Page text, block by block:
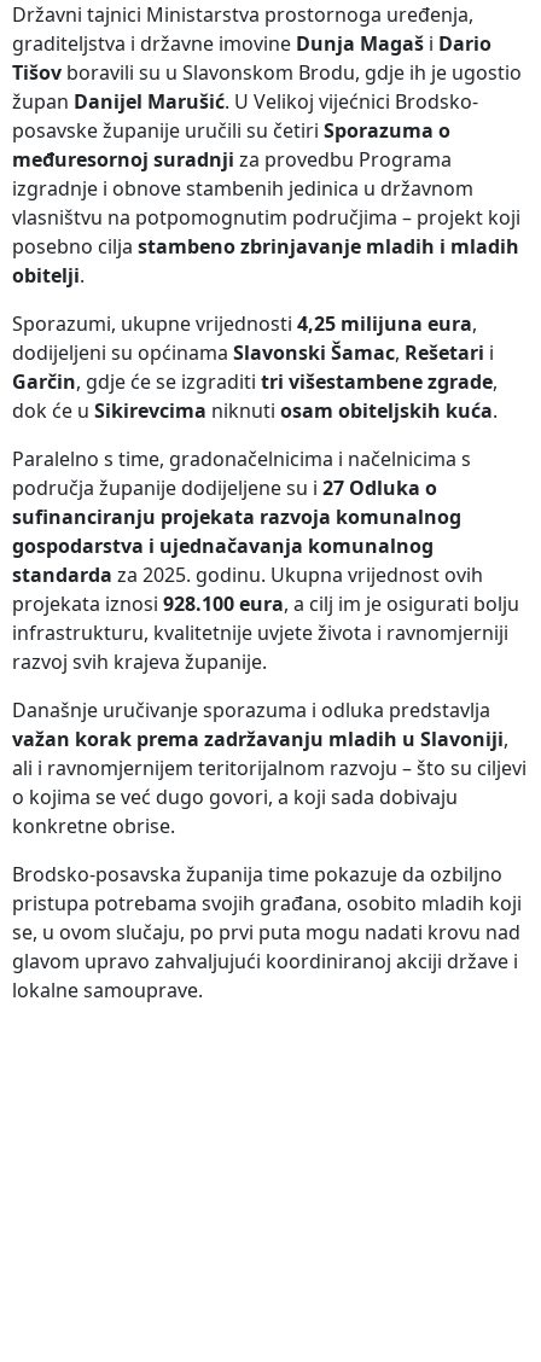
Državni tajnici Ministarstva prostornoga uređenja,
graditeljstva i državne imovine Dunja Magaš i Dario
Tišov boravili su u Slavonskom Brodu, gdje ih je ugostio
župan Danijel Marušić. U Velikoj vijećnici Brodsko-
posavske županije uručili su četiri Sporazuma o
međuresornoj suradnji za provedbu Programa
izgradnje i obnove stambenih jedinica u državnom
vlasništvu na potpomognutim područjima – projekt koji
posebno cilja stambeno zbrinjavanje mladih i mladih
obitelji.
Sporazumi, ukupne vrijednosti 4,25 milijuna eura,
dodijeljeni su općinama Slavonski Šamac, Rešetari i
Garčin, gdje će se izgraditi tri višestambene zgrade,
dok će u Sikirevcima niknuti osam obiteljskih kuća.
Paralelno s time, gradonačelnicima i načelnicima s
područja županije dodijeljene su i 27 Odluka o
sufinanciranju projekata razvoja komunalnog
gospodarstva i ujednačavanja komunalnog
standarda za 2025. godinu. Ukupna vrijednost ovih
projekata iznosi 928.100 eura, a cilj im je osigurati bolju
infrastrukturu, kvalitetnije uvjete života i ravnomjerniji
razvoj svih krajeva županije.
Današnje uručivanje sporazuma i odluka predstavlja
važan korak prema zadržavanju mladih u Slavoniji,
ali i ravnomjernijem teritorijalnom razvoju – što su ciljevi
o kojima se već dugo govori, a koji sada dobivaju
konkretne obrise.
Brodsko-posavska županija time pokazuje da ozbiljno
pristupa potrebama svojih građana, osobito mladih koji
se, u ovom slučaju, po prvi puta mogu nadati krovu nad
glavom upravo zahvaljujući koordiniranoj akciji države i
lokalne samouprave.